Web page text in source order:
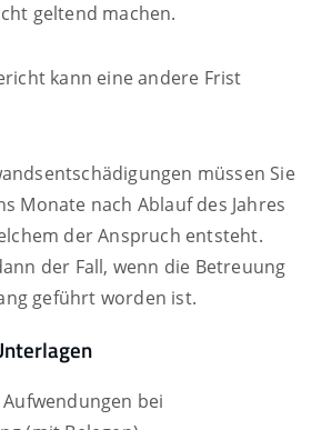
geltend machen.
kann eine andere Frist
müssen Sie
Monate nach Ablauf des Jahres
der Anspruch entsteht.
der Fall, wenn die Betreuung
geführt worden ist.
bei